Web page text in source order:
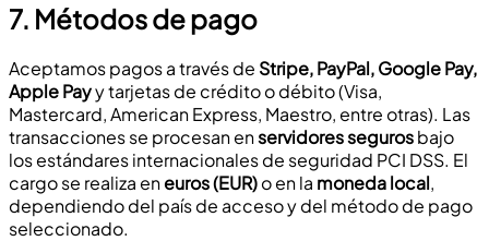
7. Métodos de pago
Aceptamos pagos a través de Stripe, PayPal, Google Pay,
Apple Payy tarjetas de crédito o débito (Visa,
Mastercard, American Express, Maestro, entre otras). Las
transacciones se procesan enservidores segurosbajo
los estándares internacionales de seguridad PCI DSS. El
cargo se realiza eneuros (EUR)o en la moneda local,
dependiendo del país de acceso y del método de pago
seleccionado.